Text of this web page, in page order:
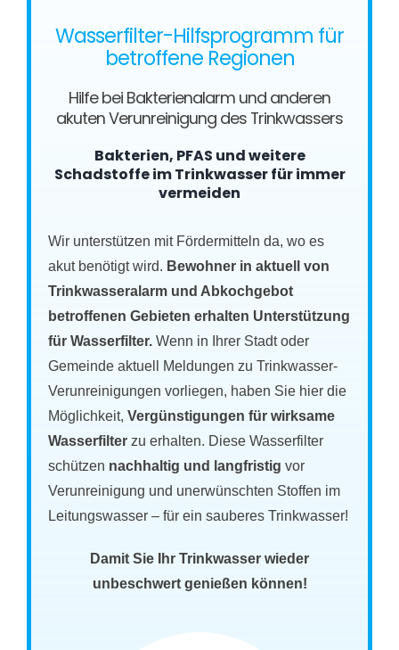
Wasserfilter-Hilfsprogramm für
betroffene Regionen
Hilfe bei Bakterienalarm und anderen
akuten Verunreinigung des Trinkwassers
Bakterien, PFAS und weitere
Schadstoffe im Trinkwasser für immer
vermeiden
Wir unterstützen mit Fördermitteln da, wo es
akut benötigt wird. Bewohner in aktuell von
Trinkwasseralarm und Abkochgebot
betroffenen Gebieten erhalten Unterstützung
für Wasserfilter.Wenn in Ihrer Stadt oder
Gemeinde aktuell Meldungen zu Trinkwasser-
Verunreinigungen vorliegen, haben Sie hier die
Möglichkeit,Vergünstigungen für wirksame
Wasserfilter zu erhalten. Diese Wasserfilter
schützen nachhaltig und langfristig vor
Verunreinigung und unerwünschten Stoffen im
Leitungswasser – für ein sauberes Trinkwasser!
Damit Sie Ihr Trinkwasser wieder
unbeschwert genießen können!